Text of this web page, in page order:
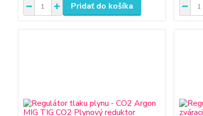
Pridať do košíka